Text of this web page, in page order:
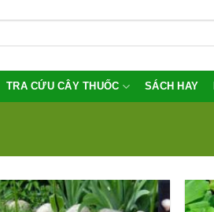
TRA CỨU CÂY THUỐC SÁCH HAY